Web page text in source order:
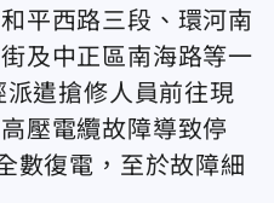
平西路三段、環河南
及中正區南海路等一
遣搶修人員前往現
壓電纜故障導致停
數復電，至於故障細